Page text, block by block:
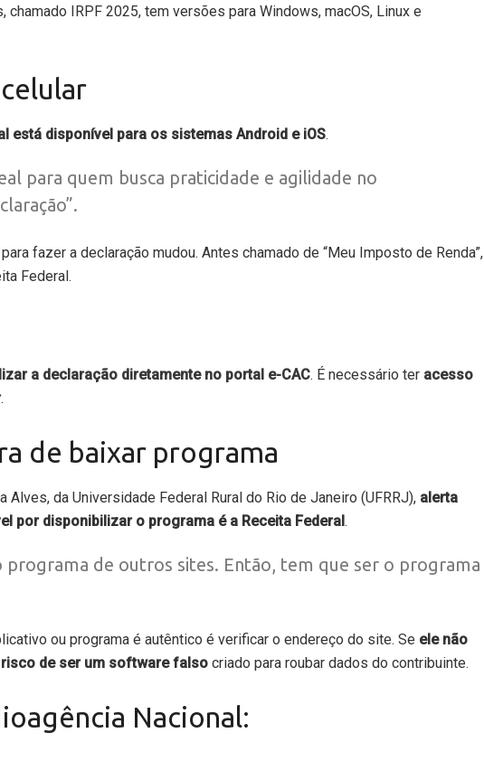
chamado IRPF 2025, tem versões para Windows, macOS, Linux e
está disponível para os sistemas Android e iOS.
para quem busca praticidade e agilidade no
fazer a declaração mudou. Antes chamado de “Meu Imposto de Renda”,
Federal.
a declaração diretamente no portal e-CAC. É necessário ter acesso
.
de baixar programa
da Universidade Federal Rural do Rio de Janeiro (UFRRJ), alerta
por disponibilizar o programa é a Receita Federal.
programa de outros sites. Então, tem que ser o programa
ou programa é autêntico é verificar o endereço do site. Se ele não
de ser um software falso criado para roubar dados do contribuinte.
Nacional: